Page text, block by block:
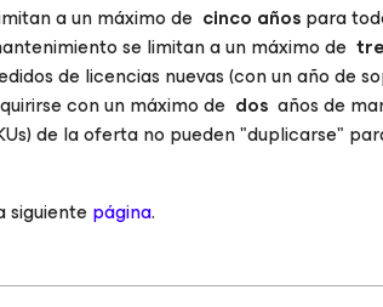
a un máximo de cinco añospara
se limitan a un máximo de
de licencias nuevas (con un año de
con un máximo de dos años de
de la oferta no pueden "duplicarse"
siguiente página.